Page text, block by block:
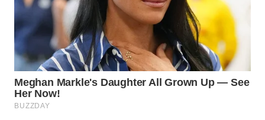
WN
BINTAN
WN
MANDALIKA